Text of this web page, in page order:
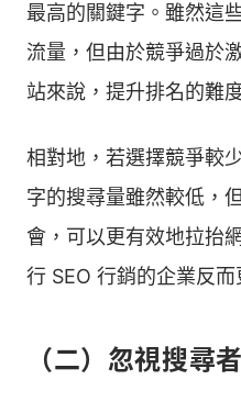
最高的關鍵字。雖然這
流量，但由於競爭過於
站來說，提升排名的難
相對地，若選擇競爭較
字的搜尋量雖然較低，
會，可以更有效地拉抬
行 SEO 行銷的企業反而
（二）忽視搜尋